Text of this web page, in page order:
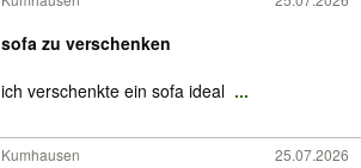
sofa zu verschenken
ich verschenkte ein sofa ideal ...
Kumhausen 25.07.2026